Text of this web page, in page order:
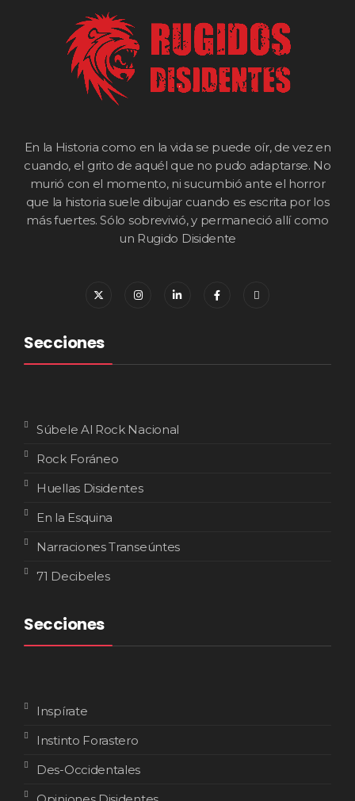
En la Historia como en la vida se puede oír, de vez en
cuando, el grito de aquél que no pudo adaptarse. No
murió con el momento, ni sucumbió ante el horror
que la historia suele dibujar cuando es escrita por los
más fuertes. Sólo sobrevivió, y permaneció allí como
un Rugido Disidente
Secciones
Súbele Al Rock Nacional
Rock Foráneo
Huellas Disidentes
En la Esquina
Narraciones Transeúntes
71 Decibeles
Secciones
Inspírate
Instinto Forastero
Des-Occidentales